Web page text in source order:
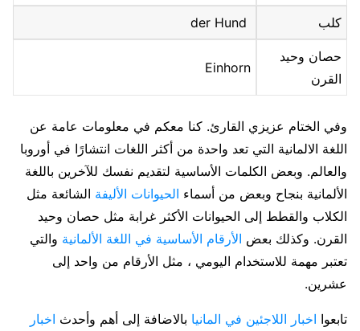
كلب
حصان وحيد
القرن
Einhorn
وفي الختام عزيزي القارئ. كنا معكم في معلومات عامة عن
اللغة الالمانية التي تعد واحدة من أكثر اللغات انتشارًا في أوروبا
والعالم. وبعض الكلمات الأساسية لتقديم نفسك للآخرين باللغة
الألمانية بنجاح وبعض من أسماء الحيوانات الأليفة الشائعة مثل
الكلاب والقطط إلى الحيوانات الأكثر غرابة مثل حصان وحيد
القرن. وكذلك بعض الأرقام الأساسية في اللغة الألمانية والتي
تعتبر مهمة للاستخدام اليومي ، مثل الأرقام من واحد إلى
عشرين.
تابعوا اخبار اللاجئين في المانيا بالاضافة إلى أهم وأحدث اخبار